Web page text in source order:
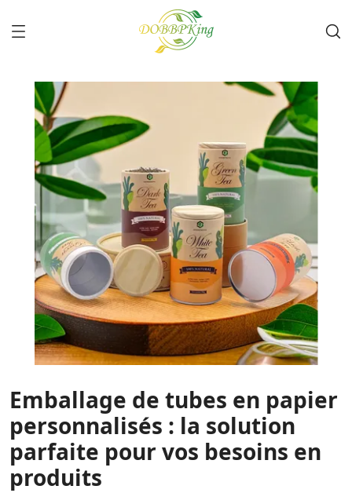
Emballage de tubes en papier
personnalisés : la solution
parfaite pour vos besoins en
produits